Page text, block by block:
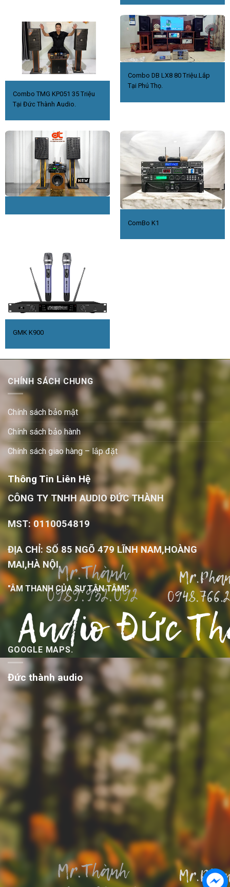
Combo TMG KP051 35 Triệu
Tại Đức Thành Audio.
Combo DB LX8 80 Triệu.Lắp
Tại Phú Thọ.
ComBo K1
GMK K900
CHÍNH SÁCH CHUNG
Chính sách bảo mật
Chính sách bảo hành
Chính sách giao hàng – lắp đặt
Thông Tin Liên Hệ
CÔNG TY TNHH AUDIO ĐỨC THÀNH
MST: 0110054819
ĐỊA CHỈ: SỐ 85 NGÕ 479 LĨNH NAM,HOÀNG
MAI,HÀ NỘI.
"ÂM THANH CỦA SỰ TẬN TÂM!"
GOOGLE MAPS.
Đức thành audio